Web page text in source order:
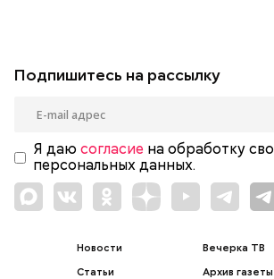
Подпишитесь на рассылку
Я даю согласие на обработку
персональных данных.
Новости
Статьи
Вечерка ТВ
Архив газеты